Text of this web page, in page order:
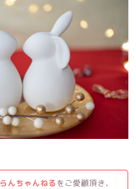
らんちゃんねるをご愛顧頂き、